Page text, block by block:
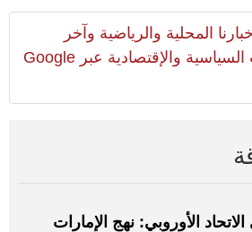
المحلية والرياضية وآخر
المستجدات السياسية والإقتصادية عبر Google
الأوروبي: نهج الإمارات